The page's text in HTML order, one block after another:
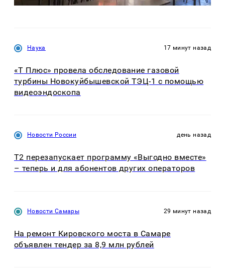
Наука 17 минут назад
«Т Плюс» провела обследование газовой
турбины Новокуйбышевской ТЭЦ-1 с помощью
видеоэндоскопа
Новости России день назад
Т2 перезапускает программу «Выгодно вместе»
– теперь и для абонентов других операторов
Новости Самары 29 минут назад
На ремонт Кировского моста в Самаре
объявлен тендер за 8,9 млн рублей